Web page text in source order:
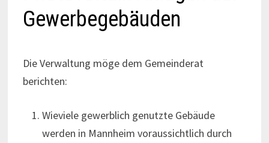
Gewerbegebäuden
Die Verwaltung möge dem Gemeinderat
berichten:
Wieviele gewerblich genutzte Gebäude
werden in Mannheim voraussichtlich durch